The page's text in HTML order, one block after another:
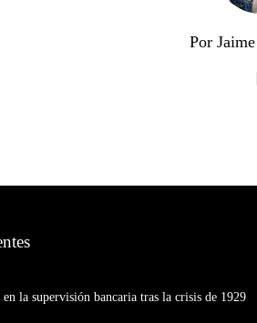
Por
la supervisión bancaria tras la crisis de 1929